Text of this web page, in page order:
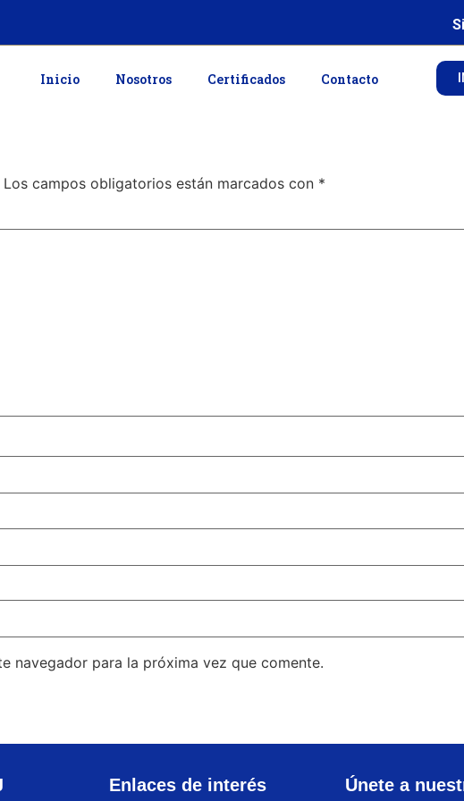
Inicio Nosotros Certificados Contacto
Los campos obligatorios están marcados con *
navegador para la próxima vez que comente.
Enlaces de interés Únete a